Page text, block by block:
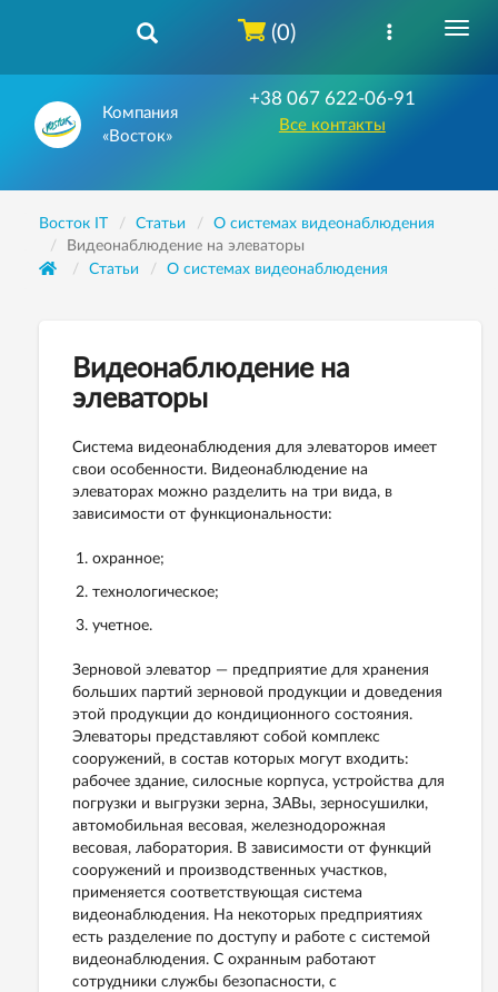
Компания
«Восток»
+38 067 622-06-91
Все контакты
(0)
Восток IT Статьи
О системах видеонаблюдения
Видеонаблюдение на элеваторы
Статьи
О системах видеонаблюдения
Видеонаблюдение на
элеваторы
Система видеонаблюдения для элеваторов имеет
свои особенности. Видеонаблюдение на
элеваторах можно разделить на три вида, в
зависимости от функциональности:
охранное;
технологическое;
учетное.
Зерновой элеватор — предприятие для хранения
больших партий зерновой продукции и доведения
этой продукции до кондиционного состояния.
Элеваторы представляют собой комплекс
сооружений, в состав которых могут входить:
рабочее здание, силосные корпуса, устройства для
погрузки и выгрузки зерна, ЗАВы, зерносушилки,
автомобильная весовая, железнодорожная
весовая, лаборатория. В зависимости от функций
сооружений и производственных участков,
применяется соответствующая система
видеонаблюдения. На некоторых предприятиях
есть разделение по доступу и работе с системой
видеонаблюдения. С охранным работают
сотрудники службы безопасности, с